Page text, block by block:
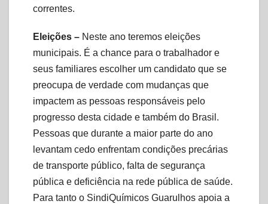
correntes.
Eleições – Neste ano teremos eleições
municipais. É a chance para o trabalhador e
seus familiares escolher um candidato que se
preocupa de verdade com mudanças que
impactem as pessoas responsáveis pelo
progresso desta cidade e também do Brasil.
Pessoas que durante a maior parte do ano
levantam cedo enfrentam condições precárias
de transporte público, falta de segurança
pública e deficiência na rede pública de saúde.
Para tanto o SindiQuímicos Guarulhos apoia a